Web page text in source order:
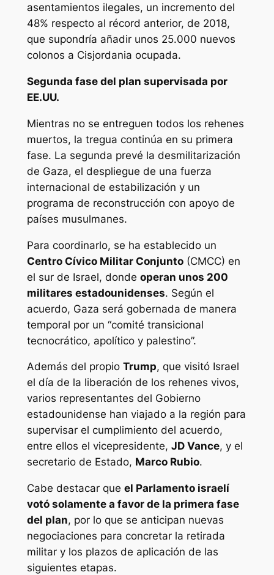
asentamientos ilegales, un incremento del
48% respecto al récord anterior, de 2018,
que supondría añadir unos 25.000 nuevos
colonos a Cisjordania ocupada.
Segunda fase del plan supervisada por
EE.UU.
Mientras no se entreguen todos los rehenes
muertos, la tregua continúa en su primera
fase. La segunda prevé la desmilitarización
de Gaza, el despliegue de una fuerza
internacional de estabilización y un
programa de reconstrucción con apoyo de
países musulmanes.
Para coordinarlo, se ha establecido un
Centro Cívico Militar Conjunto(CMCC) en
el sur de Israel, donde operan unos 200
militares estadounidenses. Según el
acuerdo, Gaza será gobernada de manera
temporal por un “comité transicional
tecnocrático, apolítico y palestino”.
Además del propio Trump, que visitó Israel
el día de la liberación de los rehenes vivos,
varios representantes del Gobierno
estadounidense han viajado a la región para
supervisar el cumplimiento del acuerdo,
entre ellos el vicepresidente, JD Vance, y el
secretario de Estado, Marco Rubio.
Cabe destacar que el Parlamento israelí
votó solamente a favor de la primera fase
del plan, por lo que se anticipan nuevas
negociaciones para concretar la retirada
militar y los plazos de aplicación de las
siguientes etapas.